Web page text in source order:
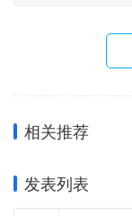
相关推荐
发表列表